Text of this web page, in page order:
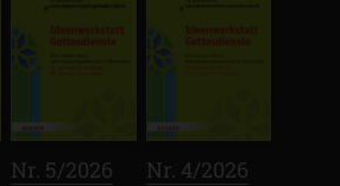
Nr. 5/2026 Nr. 4/2026